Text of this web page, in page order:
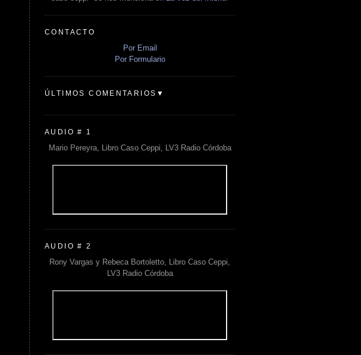
CONTACTO
Por Email
Por Formulario
ÚLTIMOS COMENTARIOS▼
AUDIO # 1
Mario Pereyra, Libro Caso Ceppi, LV3 Radio Córdoba
AUDIO # 2
Rony Vargas y Rebeca Bortoletto, Libro Caso Ceppi,
LV3 Radio Córdoba